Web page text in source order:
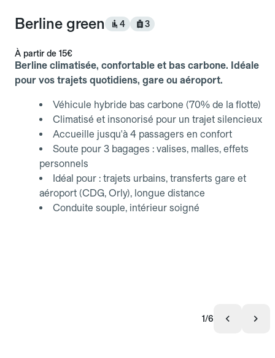
Berline green 4 3
À partir de 15€
Berline climatisée, confortable et bas carbone. Idéale
pour vos trajets quotidiens, gare ou aéroport.
Véhicule hybride bas carbone (70% de la flotte)
Climatisé et insonorisé pour un trajet silencieux
Accueille jusqu'à 4 passagers en confort
Soute pour 3 bagages : valises, malles, effets
personnels
Idéal pour : trajets urbains, transferts gare et
aéroport (CDG, Orly), longue distance
Conduite souple, intérieur soigné
1/6